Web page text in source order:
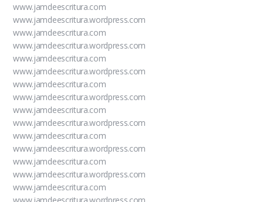
www.jamdeescritura.com
www.jamdeescritura.wordpress.com
www.jamdeescritura.com
www.jamdeescritura.wordpress.com
www.jamdeescritura.com
www.jamdeescritura.wordpress.com
www.jamdeescritura.com
www.jamdeescritura.wordpress.com
www.jamdeescritura.com
www.jamdeescritura.wordpress.com
www.jamdeescritura.com
www.jamdeescritura.wordpress.com
www.jamdeescritura.com
www.jamdeescritura.wordpress.com
www.jamdeescritura.com